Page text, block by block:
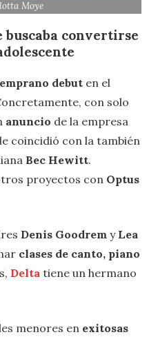
Moye
convertirse
debut en el
con solo
anuncio de la empresa
coincidió con la también
Bec Hewitt.
proyectos con Optus
Denis Goodrem y Lea
clases de canto, piano
Delta tiene un hermano
menores en exitosas